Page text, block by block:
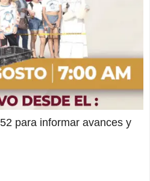
para informar avances y